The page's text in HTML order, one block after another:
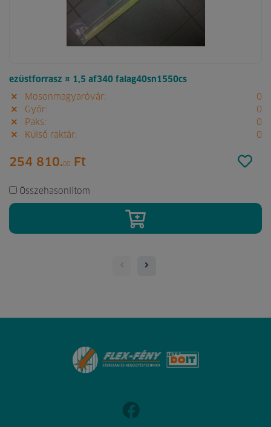
ezüstforrasz ¤ 1,5 af340 falag40sn1550cs
Mosonmagyaróvár:
0
Győr:
0
Paks:
0
Külső raktár:
0
254 810.00 Ft
Összehasonlítom